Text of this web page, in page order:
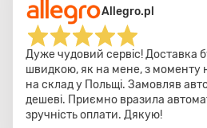
Allegro.pl
Дуже чудовий сервіс! Доставка
швидкою, як на мене, з моменту
на склад у Польщі. Замовляв
дешеві. Приємно вразила
зручність оплати. Дякую!